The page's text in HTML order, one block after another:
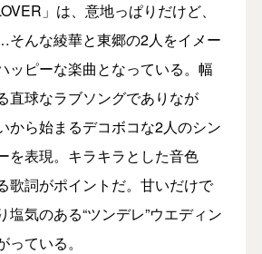
」は、意地っぱりだけど、
そんな綾華と東郷の2人をイメー
ッピーな楽曲となっている。幅
直球なラブソングでありなが
から始まるデコボコな2人のシン
を表現。キラキラとした音色
歌詞がポイントだ。甘いだけで
塩気のある“ツンデレ”ウエディン
ている。